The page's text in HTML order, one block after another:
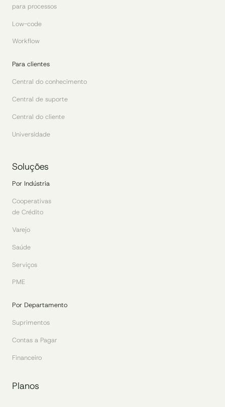
para processos
Low-code
Workflow
Para clientes
Central do conhecimento
Central de suporte
Central do cliente
Universidade
Soluções
Por Indústria
Cooperativas
de Crédito
Varejo
Saúde
Serviços
PME
Por Departamento
Suprimentos
Contas a Pagar
Financeiro
Planos